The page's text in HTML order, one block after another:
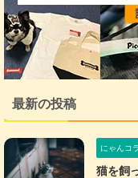
最新の投稿
にゃんコ
猫を飼